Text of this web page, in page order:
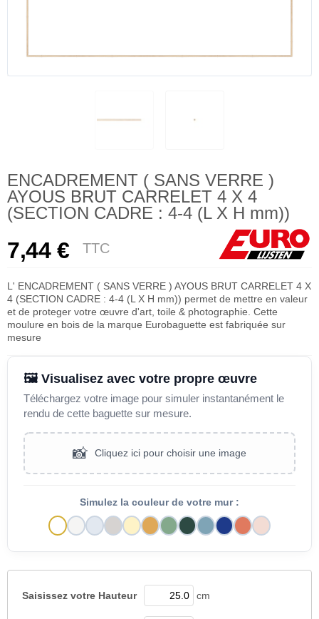
ENCADREMENT ( SANS VERRE )
AYOUS BRUT CARRELET 4 X 4
(SECTION CADRE : 4-4 (L X H mm))
7,44 € TTC
L' ENCADREMENT ( SANS VERRE ) AYOUS BRUT CARRELET 4 X
4 (SECTION CADRE : 4-4 (L X H mm)) permet de mettre en valeur
et de proteger votre œuvre d'art, toile & photographie. Cette
moulure en bois de la marque Eurobaguette est fabriquée sur
mesure
🖼️ Visualisez avec votre propre œuvre
Téléchargez votre image pour simuler instantanément le
rendu de cette baguette sur mesure.
📸 Cliquez ici pour choisir une image
Simulez la couleur de votre mur :
Saisissez votre Hauteur cm